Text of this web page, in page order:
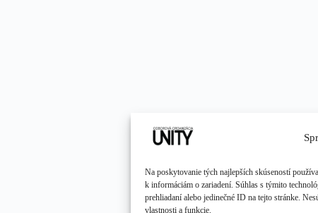
Na poskytovanie tých najlepších skúseností
k informáciám o zariadení. Súhlas s týmito
prehliadaní alebo jedinečné ID na tejto stránke.
vlastnosti a funkcie.